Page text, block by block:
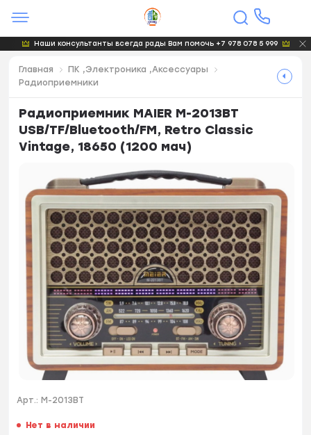
Наши консультанты всегда рады Вам помочь +7 978 078 5 999
Главная
ПК ,Электроника ,Аксессуары
Радиоприемники
Радиоприемник MAIER M-2013BT
USB/TF/Bluetooth/FM, Retro Classic
Vintage, 18650 (1200 мач)
Арт.: M-2013BT
Нет в наличии